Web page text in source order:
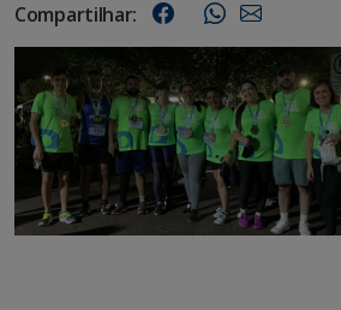
Compartilhar: